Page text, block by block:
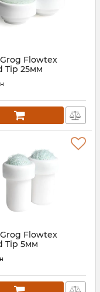
Flowtex
Tip 25мм
Flowtex
Tip 5мм